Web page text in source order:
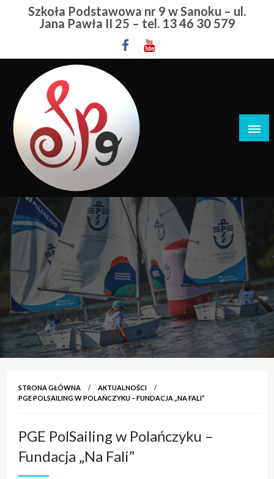
PrzejdźSzkoła Podstawowa nr 9 w Sanoku – ul.
Jana Pawła II 25 – tel. 13 46 30 579
Szkoła Podstawowa nr 9 w Sanoku
STRONA GŁÓWNA
AKTUALNOŚCI
PGE POLSAILING W POLAŃCZYKU – FUNDACJA „NA FALI”
PGE PolSailing w Polańczyku –
Fundacja „Na Fali”